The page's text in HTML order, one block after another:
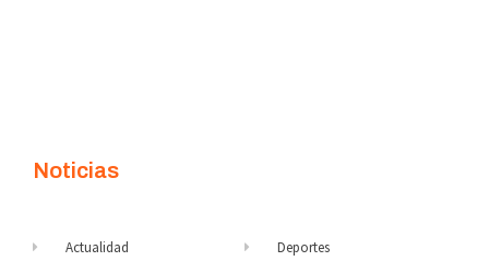
Noticias
Actualidad Deportes